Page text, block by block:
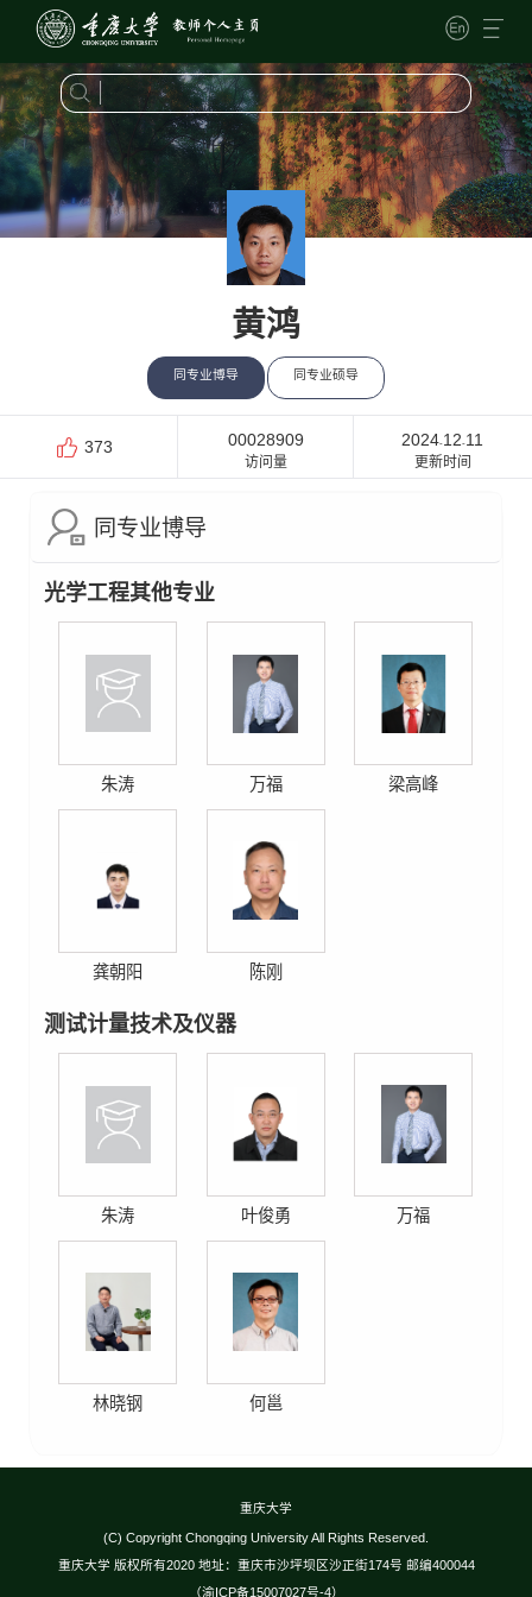
黄鸿
同专业博导 同专业硕导
373 00028909
访问量
2024-12-11
更新时间
同专业博导
光学工程其他专业
朱涛 万福 梁高峰
龚朝阳 陈刚
测试计量技术及仪器
朱涛 叶俊勇 万福
林晓钢 何邕
重庆大学
(C) Copyright Chongqing University All Rights Reserved.
重庆大学 版权所有2020 地址：重庆市沙坪坝区沙正街174号 邮编400044
（渝ICP备15007027号-4）